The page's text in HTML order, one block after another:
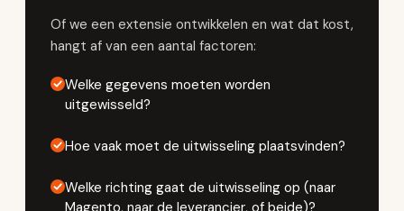
Of we een extensie ontwikkelen en wat dat kost,
hangt af van een aantal factoren:
Welke gegevens moeten worden
uitgewisseld?
Hoe vaak moet de uitwisseling plaatsvinden?
Welke richting gaat de uitwisseling op (naar
Magento, naar de leverancier, of beide)?